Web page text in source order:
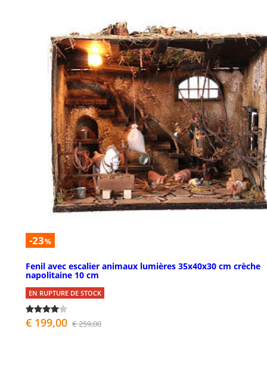
-23%
Fenil avec escalier animaux lumières 35x40x30 cm crèche
napolitaine 10 cm
EN RUPTURE DE STOCK
€ 199,00 € 259,00